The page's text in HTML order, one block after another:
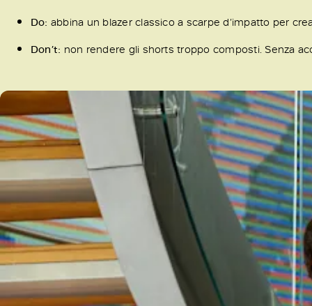
Do: abbina un blazer classico a scarpe d’impatto per
Don’t: non rendere gli shorts troppo composti. Senza